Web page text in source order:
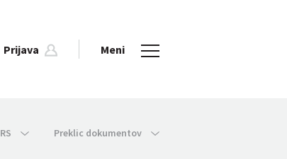
Prijava Meni
Preklic dokumentov